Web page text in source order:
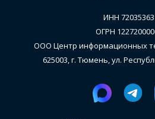
ИНН
ОГРН
ООО Центр информационных
625003, г. Тюмень, ул.